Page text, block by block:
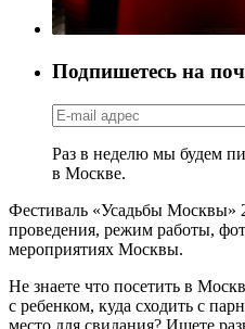
Подпишетесь на
Раз в неделю мы будем
в Москве.
Фестиваль «Усадьбы Москвы»
проведения, режим работы,
мероприятиях Москвы.
Не знаете что посетить в
с ребенком, куда сходить с
место для свидания? Ищете